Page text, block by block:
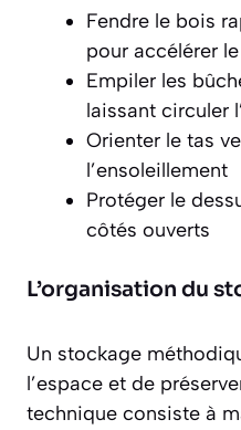
Fendre le bois
pour accélérer
Empiler les
laissant circuler
Orienter le tas
l’ensoleillement
Protéger le
côtés ouverts
L’organisation du
Un stockage
l’espace et de
technique consiste à